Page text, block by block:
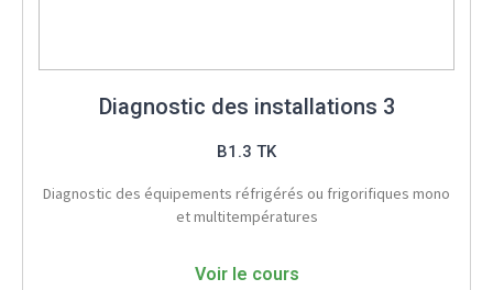
Diagnostic des installations 3
B1.3 TK
Diagnostic des équipements réfrigérés ou frigorifiques mono
et multitempératures
Voir le cours